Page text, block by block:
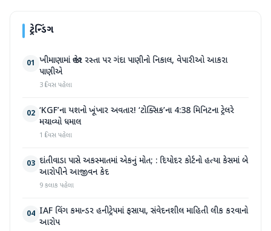
ટ્રેન્ડિંગ
01 ખીમાણામાં જાહેર રસ્તા પર ગંદા પાણીનો નિકાલ, વેપારીઓ આકરા
પાણીએ
3 દિવસ પહેલા
02 ‘KGF’ના યશનો ખૂંખાર અવતાર! ‘ટોક્સિક’ના 4:38 મિનિટના ટ્રેલરે
મચાવ્યો ધમાલ
1 દિવસ પહેલા
03 દાંતીવાડા પાસે અકસ્માતમાં એકનું મોત; : દિયોદર કોર્ટનો હત્યા કેસમાં બે
આરોપીને આજીવન કેદ
9 કલાક પહેલા
04 IAF વિંગ કમાન્ડર હનીટ્રેપમાં ફસાયા, સંવેદનશીલ માહિતી લીક કરવાનો
આરોપ